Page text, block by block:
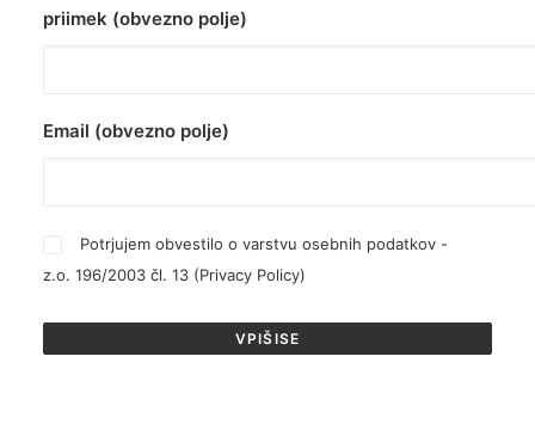
priimek (obvezno polje)
Email (obvezno polje)
Potrjujem obvestilo o varstvu osebnih podatkov -
z.o. 196/2003 čl. 13 (Privacy Policy)